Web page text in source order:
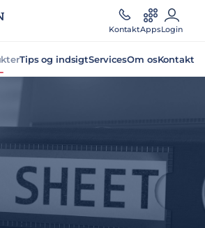
KontaktAppsLogin
Tips og indsigtServicesOm osKontakt